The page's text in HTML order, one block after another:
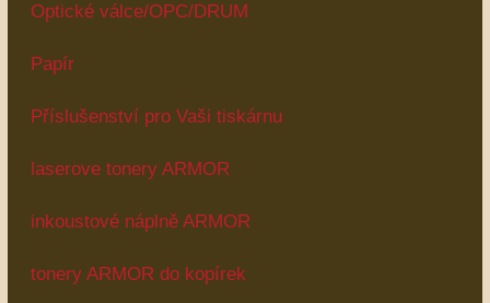
Optické válce/OPC/DRUM
Papír
Příslušenství pro Vaši tiskárnu
laserove tonery ARMOR
inkoustové náplně ARMOR
tonery ARMOR do kopírek